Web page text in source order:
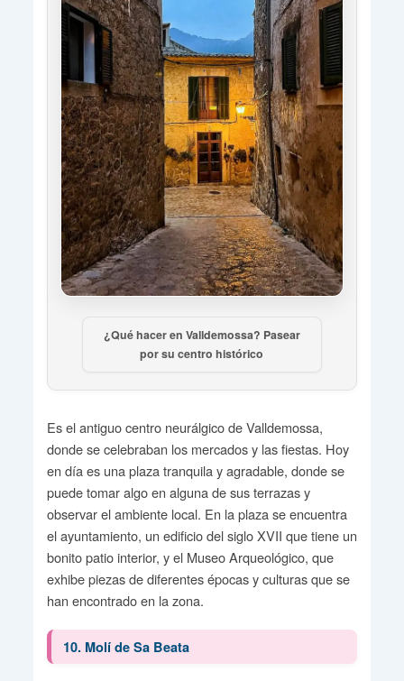
¿Qué hacer en Valldemossa? Pasear
por su centro histórico
Es el antiguo centro neurálgico de Valldemossa,
donde se celebraban los mercados y las fiestas. Hoy
en día es una plaza tranquila y agradable, donde se
puede tomar algo en alguna de sus terrazas y
observar el ambiente local. En la plaza se encuentra
el ayuntamiento, un edificio del siglo XVII que tiene un
bonito patio interior, y el Museo Arqueológico, que
exhibe piezas de diferentes épocas y culturas que se
han encontrado en la zona.
10. Molí de Sa Beata